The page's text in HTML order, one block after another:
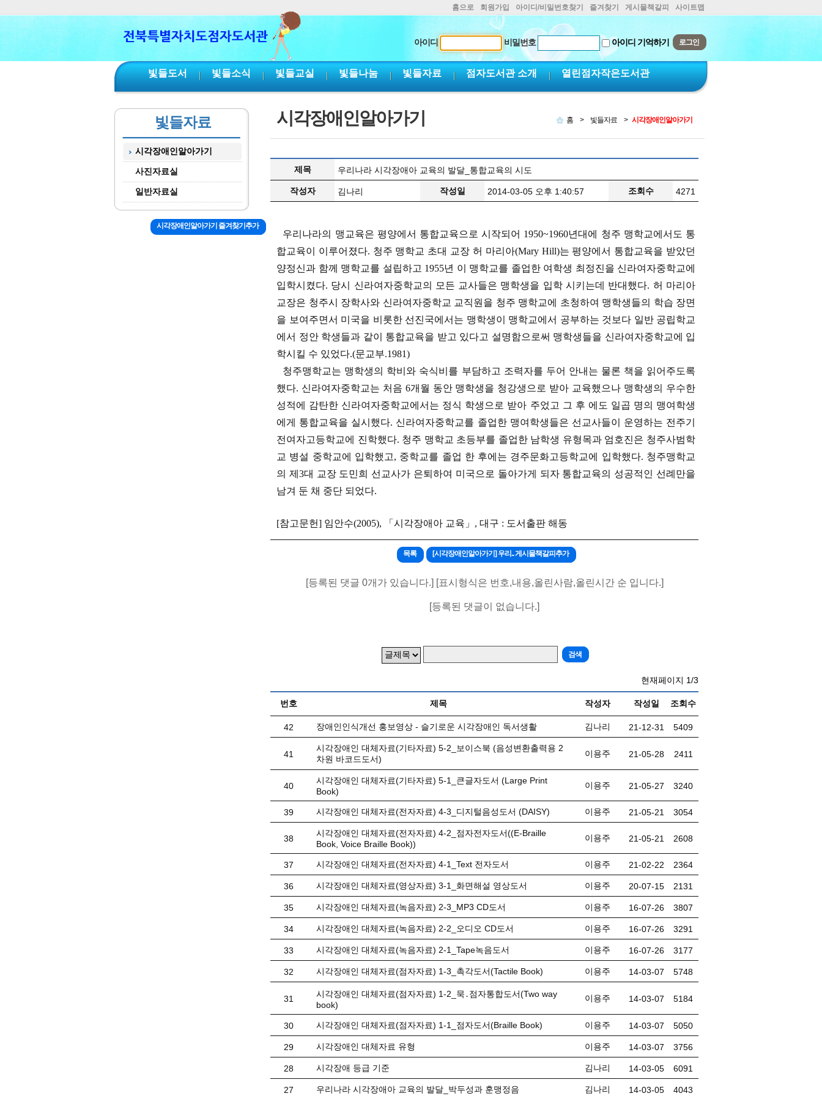
홈으로 회원가입 아이디/비밀번호찾기 즐겨찾기 게시물책갈피 사이트맵
아이디 비밀번호 아이디 기억하기
빛들도서 빛들소식 빛들교실 빛들나눔 빛들자료 점자도서관 소개 열린점자작은도서관
빛들자료
시각장애인알아가기
사진자료실
일반자료실
홈 > 빛들자료 > 시각장애인알아가기
시각장애인알아가기
제목 우리나라 시각장애아 교육의 발달_통합교육의 시도
작성자 김나리 작성일 2014-03-05 오후 1:40:57 조회수 4271
우리나라의 맹교육은 평양에서 통합교육으로 시작되어 1950~1960년대에 청주 맹학교에서도 통
합교육이 이루어졌다. 청주 맹학교 초대 교장 허 마리아(Mary Hill)는 평양에서 통합교육을 받았던
양정신과 함께 맹학교를 설립하고 1955년 이 맹학교를 졸업한 여학생 최정진을 신라여자중학교에
입학시켰다. 당시 신라여자중학교의 모든 교사들은 맹학생을 입학 시키는데 반대했다. 허 마리아
교장은 청주시 장학사와 신라여자중학교 교직원을 청주 맹학교에 초청하여 맹학생들의 학습 장면
을 보여주면서 미국을 비롯한 선진국에서는 맹학생이 맹학교에서 공부하는 것보다 일반 공립학교
에서 정안 학생들과 같이 통합교육을 받고 있다고 설명함으로써 맹학생들을 신라여자중학교에 입
학시킬 수 있었다.(문교부.1981)
청주맹학교는 맹학생의 학비와 숙식비를 부담하고 조력자를 두어 안내는 물론 책을 읽어주도록
했다. 신라여자중학교는 처음 6개월 동안 맹학생을 청강생으로 받아 교육했으나 맹학생의 우수한
성적에 감탄한 신라여자중학교에서는 정식 학생으로 받아 주었고 그 후 에도 일곱 명의 맹여학생
에게 통합교육을 실시했다. 신라여자중학교를 졸업한 맹여학생들은 선교사들이 운영하는 전주기
전여자고등학교에 진학했다. 청주 맹학교 초등부를 졸업한 남학생 유형목과 엄호진은 청주사범학
교 병설 중학교에 입학했고, 중학교를 졸업 한 후에는 경주문화고등학교에 입학했다. 청주맹학교
의 제3대 교장 도민희 선교사가 은퇴하여 미국으로 돌아가게 되자 통합교육의 성공적인 선례만을
남겨 둔 채 중단 되었다.
[참고문헌] 임안수(2005), 「시각장애아 교육」, 대구 : 도서출판 해동
목록 [시각장애인알아가기] 우리.. 게시물책갈피추가
[등록된 댓글 0개가 있습니다.] [표시형식은 번호,내용,올린사람,올린시간 순 입니다.]
[등록된 댓글이 없습니다.]
현재페이지 1/3
번호 제목 작성자 작성일 조회수
42 장애인인식개선 홍보영상 - 슬기로운 시각장애인 독서생활 김나리 21-12-31 5409
41
시각장애인 대체자료(기타자료) 5-2_보이스북 (음성변환출력용 2
차원 바코드도서)
이용주 21-05-28 2411
40
시각장애인 대체자료(기타자료) 5-1_큰글자도서 (Large Print
Book)
이용주 21-05-27 3240
39 시각장애인 대체자료(전자자료) 4-3_디지털음성도서 (DAISY) 이용주 21-05-21 3054
38
시각장애인 대체자료(전자자료) 4-2_점자전자도서((E-Braille
Book, Voice Braille Book))
이용주 21-05-21 2608
37 시각장애인 대체자료(전자자료) 4-1_Text 전자도서 이용주 21-02-22 2364
36 시각장애인 대체자료(영상자료) 3-1_화면해설 영상도서 이용주 20-07-15 2131
35 시각장애인 대체자료(녹음자료) 2-3_MP3 CD도서 이용주 16-07-26 3807
34 시각장애인 대체자료(녹음자료) 2-2_오디오 CD도서 이용주 16-07-26 3291
33 시각장애인 대체자료(녹음자료) 2-1_Tape녹음도서 이용주 16-07-26 3177
32 시각장애인 대체자료(점자자료) 1-3_촉각도서(Tactile Book) 이용주 14-03-07 5748
31
시각장애인 대체자료(점자자료) 1-2_묵․점자통합도서(Two way
book)
이용주 14-03-07 5184
30 시각장애인 대체자료(점자자료) 1-1_점자도서(Braille Book) 이용주 14-03-07 5050
29 시각장애인 대체자료 유형 이용주 14-03-07 3756
28 시각장애 등급 기준 김나리 14-03-05 6091
27 우리나라 시각장애아 교육의 발달_박두성과 훈맹정음 김나리 14-03-05 4043
시각장애인알아가기 즐겨찾기추가